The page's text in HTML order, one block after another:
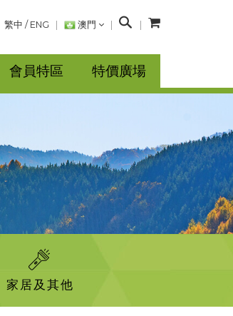
繁中 / ENG 澳門
搜
會員特區 特價廣場
家居及其他